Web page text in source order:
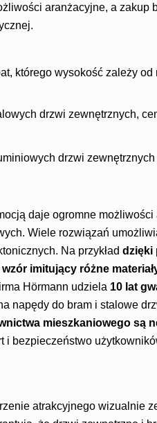
aranżacyjne, a zakup
którego wysokość zależy
drzwi zewnętrznych,
drzwi
daje ogromne
Wiele rozwiązań
Na przykład dzięki
imitujący różne
Hörmann udziela 10 lat
napędy do bram i stalowe
mieszkaniowego są
i bezpieczeństwo
atrakcyjnego wizualnie